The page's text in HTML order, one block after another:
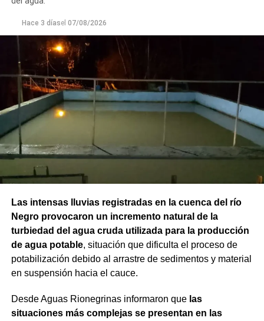
Hace 3 díasel 07/08/2026
Las intensas lluvias registradas en la cuenca del río
Negro provocaron un incremento natural de la
turbiedad del agua cruda utilizada para la producción
de agua potable, situación que dificulta el proceso de
potabilización debido al arrastre de sedimentos y material
en suspensión hacia el cauce.
Desde Aguas Rionegrinas informaron que las
situaciones más complejas se presentan en las